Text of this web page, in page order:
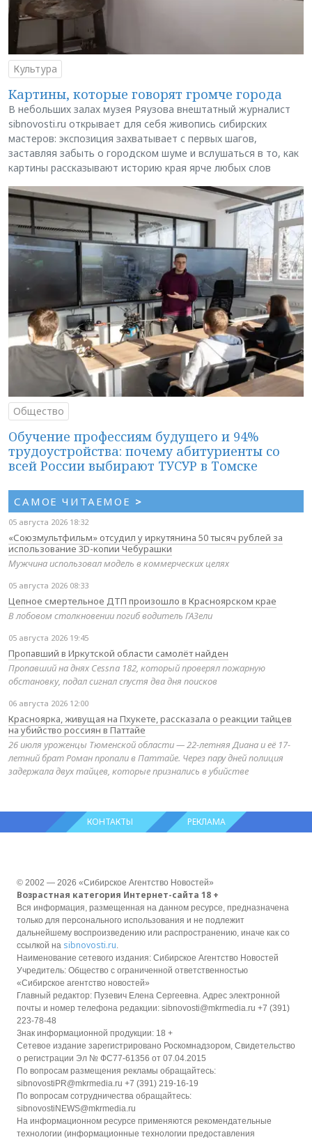
Культура
Картины, которые говорят громче города
В небольших залах музея Ряузова внештатный журналист
sibnovosti.ru открывает для себя живопись сибирских
мастеров: экспозиция захватывает с первых шагов,
заставляя забыть о городском шуме и вслушаться в то, как
картины рассказывают историю края ярче любых слов
Общество
Обучение профессиям будущего и 94%
трудоустройства: почему абитуриенты со
всей России выбирают ТУСУР в Томске
САМОЕ ЧИТАЕМОЕ >
05 августа 2026 18:32
«Союзмультфильм» отсудил у иркутянина 50 тысяч рублей за
использование 3D-копии Чебурашки
Мужчина использовал модель в коммерческих целях
05 августа 2026 08:33
Цепное смертельное ДТП произошло в Красноярском крае
В лобовом столкновении погиб водитель ГАЗели
05 августа 2026 19:45
Пропавший в Иркутской области самолёт найден
Пропавший на днях Cessna 182, который проверял пожарную
обстановку, подал сигнал спустя два дня поисков
06 августа 2026 12:00
Красноярка, живущая на Пхукете, рассказала о реакции тайцев
на убийство россиян в Паттайе
26 июля уроженцы Тюменской области — 22-летняя Диана и её 17-
летний брат Роман пропали в Паттайе. Через пару дней полиция
задержала двух тайцев, которые признались в убийстве
КОНТАКТЫ РЕКЛАМА
© 2002 — 2026 «Сибирское Агентство Новостей»
Возрастная категория Интернет-сайта 18 +
Вся информация, размещенная на данном ресурсе, предназначена
только для персонального использования и не подлежит
дальнейшему воспроизведению или распространению, иначе как со
ссылкой на sibnovosti.ru.
Наименование сетевого издания: Сибирское Агентство Новостей
Учредитель: Общество с ограниченной ответственностью
«Сибирское агентство новостей»
Главный редактор: Пузевич Елена Сергеевна. Адрес электронной
почты и номер телефона редакции: sibnovosti@mkrmedia.ru +7 (391)
223-78-48
Знак информационной продукции: 18 +
Сетевое издание зарегистрировано Роскомнадзором, Свидетельство
о регистрации Эл № ФС77-61356 от 07.04.2015
По вопросам размещения рекламы обращайтесь:
sibnovostiPR@mkrmedia.ru +7 (391) 219-16-19
По вопросам сотрудничества обращайтесь:
sibnovostiNEWS@mkrmedia.ru
На информационном ресурсе применяются рекомендательные
технологии (информационные технологии предоставления